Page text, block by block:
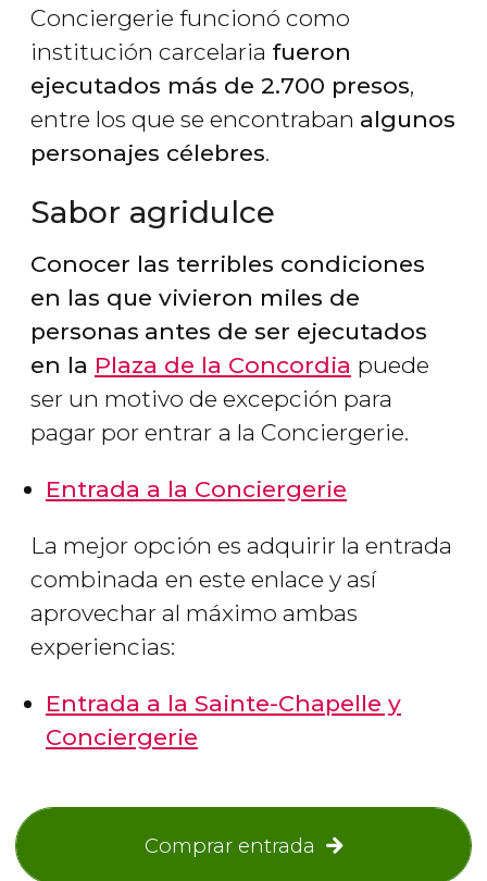
Conciergerie funcionó como
institución carcelaria fueron
ejecutados más de 2.700 presos,
entre los que se encontraban algunos
personajes célebres.
Sabor agridulce
Conocer las terribles condiciones
en las que vivieron miles de
personas antes de ser ejecutados
en la Plaza de la Concordia puede
ser un motivo de excepción para
pagar por entrar a la Conciergerie.
Entrada a la Conciergerie
La mejor opción es adquirir la entrada
combinada en este enlace y así
aprovechar al máximo ambas
experiencias:
Entrada a la Sainte-Chapelle y
Conciergerie
Comprar entrada